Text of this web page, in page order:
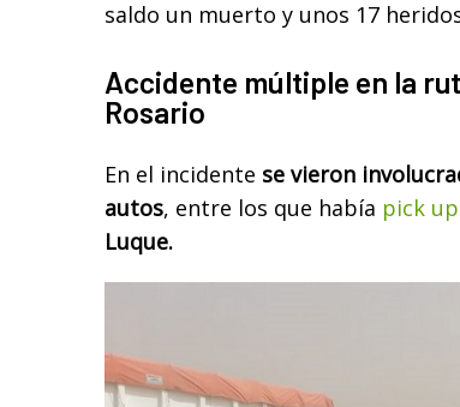
saldo un muerto y unos 17
Accidente múltiple en la
Rosario
En el incidente se vieron
autos, entre los que había pick
Luque.